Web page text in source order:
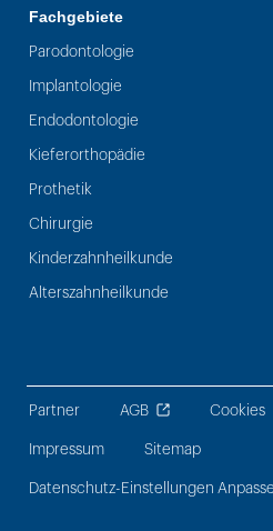
Fachgebiete
Parodontologie
Implantologie
Endodontologie
Kieferorthopädie
Prothetik
Chirurgie
Kinderzahnheilkunde
Alterszahnheilkunde
Partner AGB Cookies
Impressum Sitemap
Datenschutz-Einstellungen